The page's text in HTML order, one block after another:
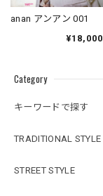
Category
キーワードで探す
TRADITIONAL STYLE
STREET STYLE
anan アンアン 001
¥18,000